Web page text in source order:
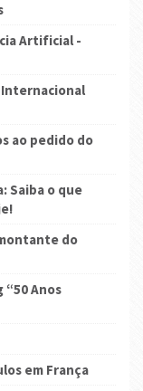
Artificial -
Internacional
ao pedido do
Saiba o que
do
Anos
em França